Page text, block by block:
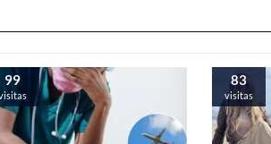
99 83
visitas